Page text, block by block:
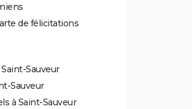
de félicitations
Sauveur
Sauveur
à Saint-Sauveur